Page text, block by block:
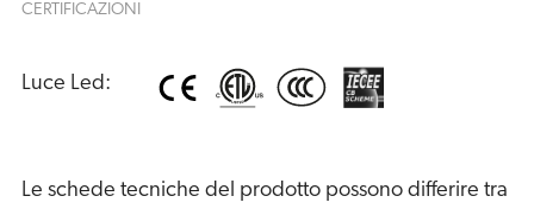
CERTIFICAZIONI
Luce Led:
Le schede tecniche del prodotto possono differire tra